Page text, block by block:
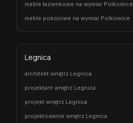
meble łazienkowe na wymiar Polkowice
meble pokojowe na wymiar Polkowice
Legnica
architekt wnętrz Legnica
projektant wnętrz Legnica
projekt wnętrz Legnica
projektowanie wnętrz Legnica